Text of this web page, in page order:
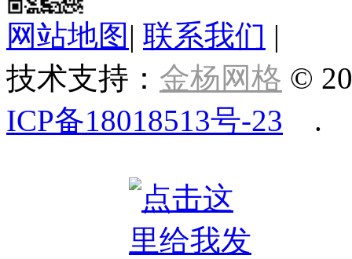
网站地图 | 联系我们 |
技术支持： 金杨网格 ©
ICP备18018513号-23 .